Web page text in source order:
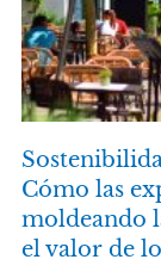
Cómo las
moldeando
el valor de